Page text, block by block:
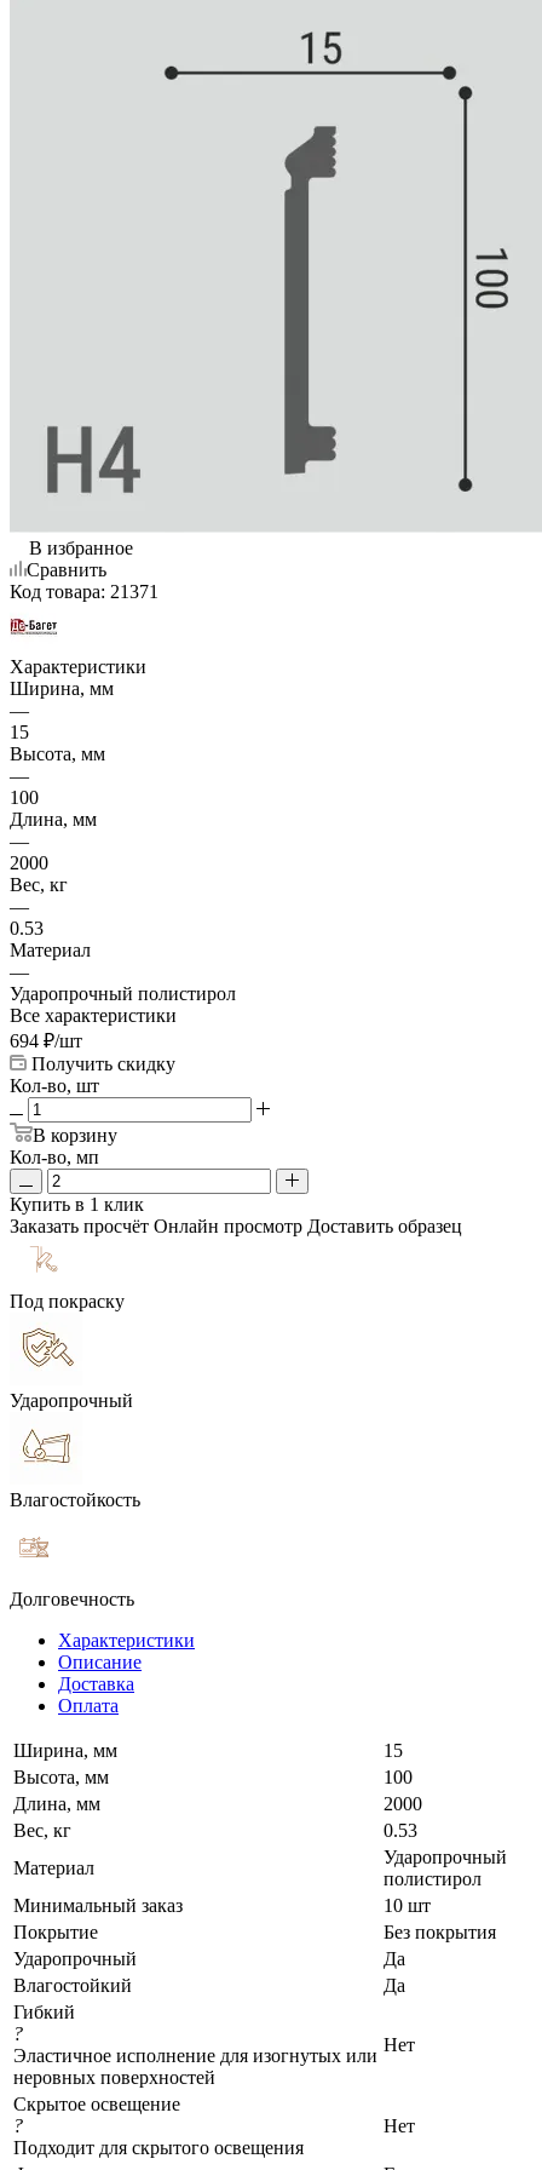
В избранное
Сравнить
Код товара: 21371
Характеристики
Ширина, мм
—
15
Высота, мм
—
100
Длина, мм
—
2000
Вес, кг
—
0.53
Материал
—
Ударопрочный полистирол
Все характеристики
694 ₽/шт
Получить скидку
Кол-во, шт
В корзину
Кол-во, мп
Купить в 1 клик
Заказать просчёт Онлайн просмотр Доставить образец
Под покраску
Ударопрочный
Влагостойкость
Долговечность
Характеристики
Описание
Доставка
Оплата
Ширина, мм
15
Высота, мм
100
Длина, мм
2000
Вес, кг
0.53
Материал
Ударопрочный
полистирол
Минимальный заказ
10 шт
Покрытие
Без покрытия
Ударопрочный
Да
Влагостойкий
Да
Гибкий
?
Эластичное исполнение для изогнутых или
неровных поверхностей
Нет
Скрытое освещение
?
Подходит для скрытого освещения
Нет